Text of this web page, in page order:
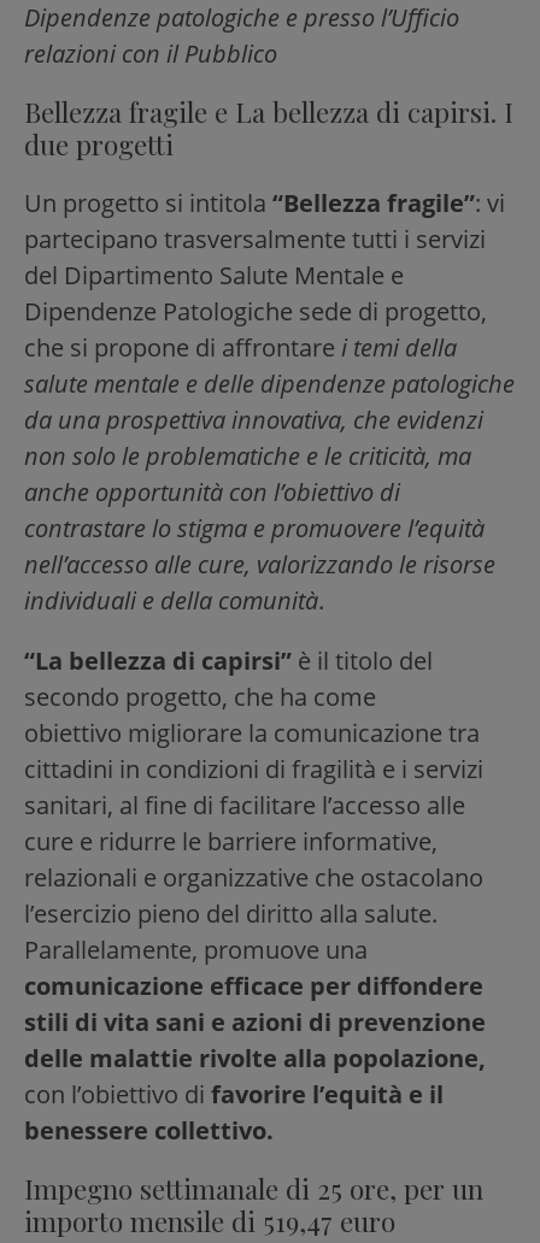
Dipendenze patologiche e presso l’Ufficio
relazioni con il Pubblico
Bellezza fragile e La bellezza di capirsi. I
due progetti
Un progetto si intitola “Bellezza fragile”: vi
partecipano trasversalmente tutti i servizi
del Dipartimento Salute Mentale e
Dipendenze Patologiche sede di progetto,
che si propone di affrontare i temi della
salute mentale e delle dipendenze patologiche
da una prospettiva innovativa, che evidenzi
non solo le problematiche e le criticità, ma
anche opportunità con l’obiettivo di
contrastare lo stigma e promuovere l’equità
nell’accesso alle cure, valorizzando le risorse
individuali e della comunità.
“La bellezza di capirsi” è il titolo del
secondo progetto, che ha come
obiettivo migliorare la comunicazione tra
cittadini in condizioni di fragilità e i servizi
sanitari, al fine di facilitare l’accesso alle
cure e ridurre le barriere informative,
relazionali e organizzative che ostacolano
l’esercizio pieno del diritto alla salute.
Parallelamente, promuove una
comunicazione efficace per diffondere
stili di vita sani e azioni di prevenzione
delle malattie rivolte alla popolazione,
con l’obiettivo di favorire l’equità e il
benessere collettivo.
Impegno settimanale di 25 ore, per un
importo mensile di 519,47 euro